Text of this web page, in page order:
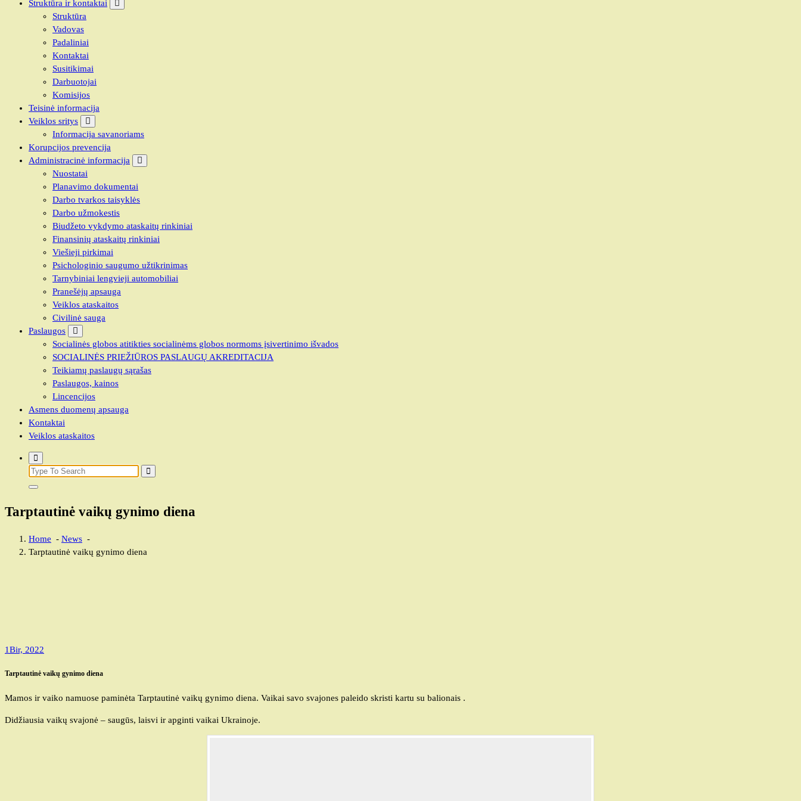
Struktūra ir kontaktai
Struktūra
Vadovas
Padaliniai
Kontaktai
Susitikimai
Darbuotojai
Komisijos
Teisinė informacija
Veiklos sritys
Informacija savanoriams
Korupcijos prevencija
Administracinė informacija
Nuostatai
Planavimo dokumentai
Darbo tvarkos taisyklės
Darbo užmokestis
Biudžeto vykdymo ataskaitų rinkiniai
Finansinių ataskaitų rinkiniai
Viešieji pirkimai
Psichologinio saugumo užtikrinimas
Tarnybiniai lengvieji automobiliai
Pranešėjų apsauga
Veiklos ataskaitos
Civilinė sauga
Paslaugos
Socialinės globos atitikties socialinėms globos normoms įsivertinimo išvados
SOCIALINĖS PRIEŽIŪROS PASLAUGŲ AKREDITACIJA
Teikiamų paslaugų sąrašas
Paslaugos, kainos
Lincencijos
Asmens duomenų apsauga
Kontaktai
Veiklos ataskaitos
Search
for:
Tarptautinė vaikų gynimo diena
Home - News -
Tarptautinė vaikų gynimo diena
1Bir, 2022
Tarptautinė vaikų gynimo diena
Mamos ir vaiko namuose paminėta Tarptautinė vaikų gynimo diena. Vaikai savo svajones paleido skristi kartu su balionais .
Didžiausia vaikų svajonė – saugūs, laisvi ir apginti vaikai Ukrainoje.